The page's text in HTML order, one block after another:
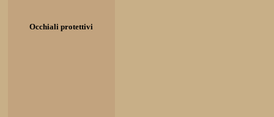
Occhiali protettivi